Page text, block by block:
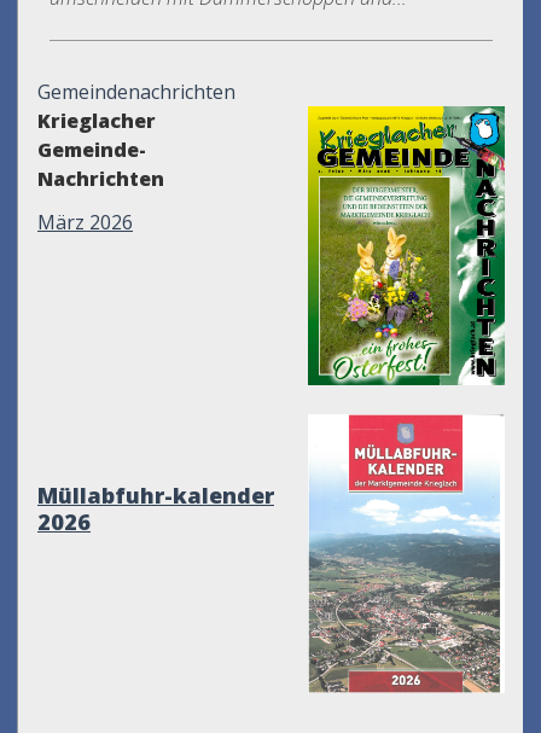
Gemeindenachrichten
Krieglacher
Gemeinde-
Nachrichten
März 2026
Müllabfuhr-kalender
2026